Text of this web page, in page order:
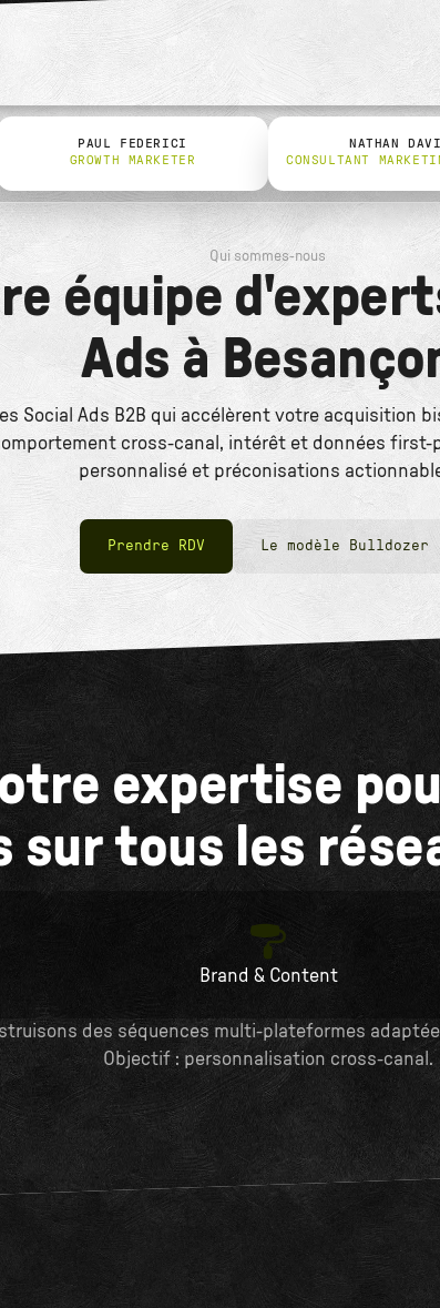
PAUL FEDERICI
GROWTH MARKETER
NATHAN
CONSULTANT
Qui sommes-nous
équipe
Ads à
Social Ads B2B qui accélèrent votre acquisition
cross-canal, intérêt et données first-
personnalisé et préconisations
Prendre RDV Le modèle Bulldozer
expertise
sur tous les
Brand & Content
des séquences multi-plateformes
Objectif : personnalisation cross-canal.